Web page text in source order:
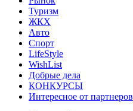
Туризм
ЖКХ
Авто
Спорт
LifeStyle
WishList
Добрые дела
КОНКУРСЫ
Интересное от партнеров